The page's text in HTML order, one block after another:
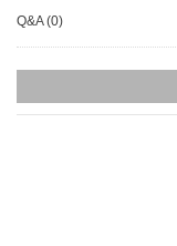
Q&A (0)